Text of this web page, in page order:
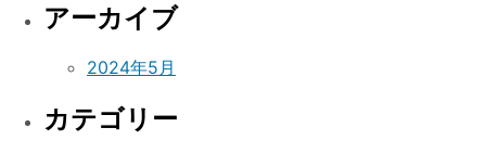
アーカイブ
2024年5月
カテゴリー